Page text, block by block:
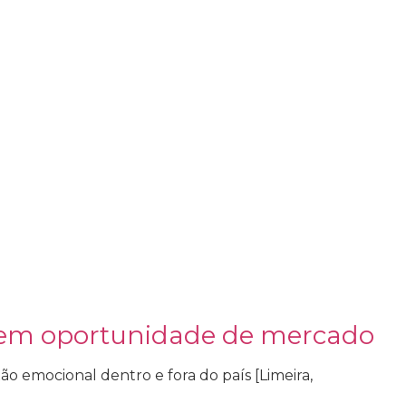
oportunidade de mercado
emocional dentro e fora do país [Limeira,